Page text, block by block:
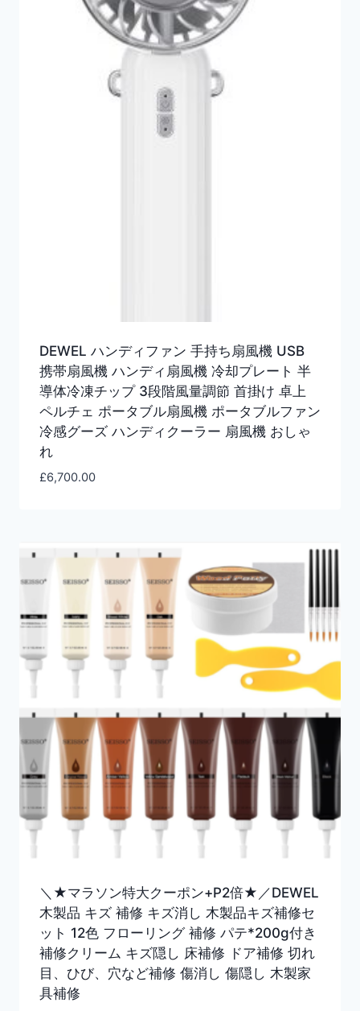
DEWEL ハンディファン 手持ち扇風機 USB
携帯扇風機 ハンディ扇風機 冷却プレート 半
導体冷凍チップ 3段階風量調節 首掛け 卓上
ペルチェ ポータブル扇風機 ポータブルファン
冷感グーズ ハンディクーラー 扇風機 おしゃ
れ
£6,700.00
＼★マラソン特大クーポン+P2倍★／DEWEL
木製品 キズ 補修 キズ消し 木製品キズ補修セ
ット 12色 フローリング 補修 パテ*200g付き
補修クリーム キズ隠し 床補修 ドア補修 切れ
目、ひび、穴など補修 傷消し 傷隠し 木製家
具補修